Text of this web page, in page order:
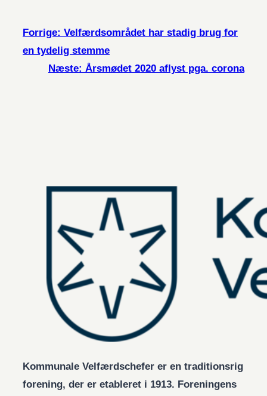
Forrige: Velfærdsområdet har stadig brug for
en tydelig stemme
Næste: Årsmødet 2020 aflyst pga. corona
Kommunale Velfærdschefer er en traditionsrig
forening, der er etableret i 1913. Foreningens